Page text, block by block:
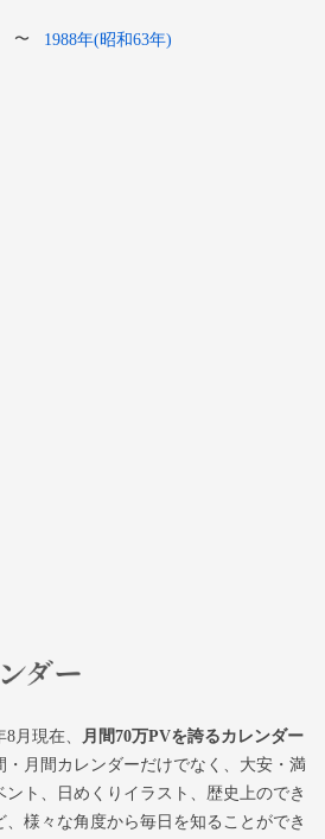
〜 1988年(昭和63年)
月現在、
月間70万PVを誇るカレンダー
・月間カレンダーだけでなく、大安・満
ント、日めくりイラスト、歴史上のでき
様々な角度から毎日を知ることができ